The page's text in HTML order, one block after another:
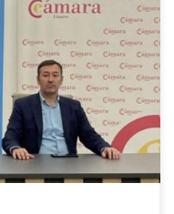
la jornada de presentación
del Comercio, destinado a
en el sector del
Linares ha tenido lugar la